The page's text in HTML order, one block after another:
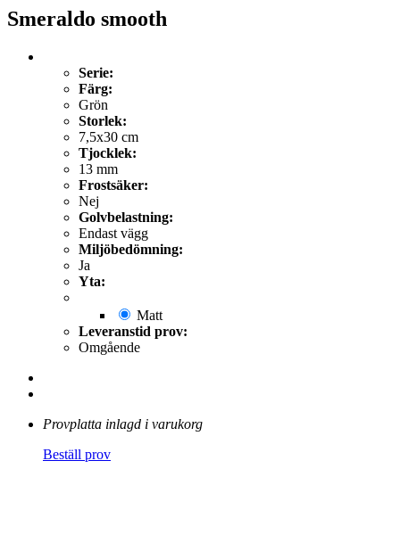
Smeraldo smooth
Serie:
Färg:
Grön
Storlek:
7,5x30 cm
Tjocklek:
13 mm
Frostsäker:
Nej
Golvbelastning:
Endast vägg
Miljöbedömning:
Ja
Yta:
Matt
Leveranstid prov:
Omgående
Provplatta inlagd i varukorg
Beställ prov